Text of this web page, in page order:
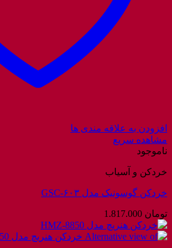
افزودن به علاقه مندی ها
مشاهده سریع
ناموجود
خردکن و آسیاب
خردکن گوسونیک مدل GSC-۶۰۳
تومان